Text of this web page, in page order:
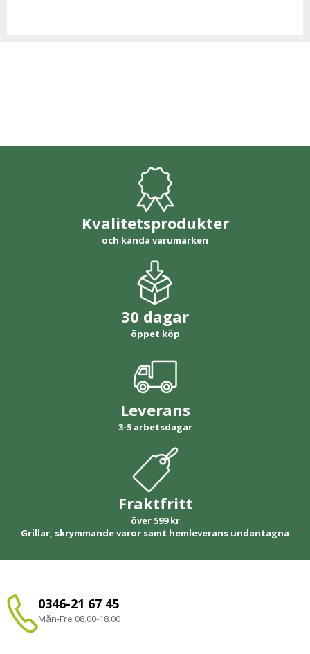
Kvalitetsprodukter
och kända varumärken
30 dagar
öppet köp
Leverans
3-5 arbetsdagar
Fraktfritt
över 599 kr
Grillar, skrymmande varor samt hemleverans undantagna
0346-21 67 45
Mån-Fre 08.00-18.00